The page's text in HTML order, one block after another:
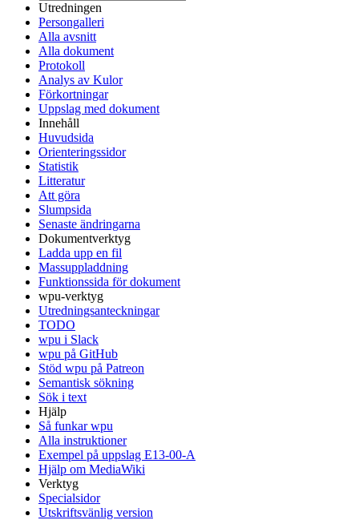
Utredningen
Persongalleri
Alla avsnitt
Alla dokument
Protokoll
Analys av Kulor
Förkortningar
Uppslag med dokument
Innehåll
Huvudsida
Orienteringssidor
Statistik
Litteratur
Att göra
Slumpsida
Senaste ändringarna
Dokumentverktyg
Ladda upp en fil
Massuppladdning
Funktionssida för dokument
wpu-verktyg
Utredningsanteckningar
TODO
wpu i Slack
wpu på GitHub
Stöd wpu på Patreon
Semantisk sökning
Sök i text
Hjälp
Så funkar wpu
Alla instruktioner
Exempel på uppslag E13-00-A
Hjälp om MediaWiki
Verktyg
Specialsidor
Utskriftsvänlig version